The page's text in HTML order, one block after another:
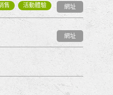
售 活動體驗 網址
網址